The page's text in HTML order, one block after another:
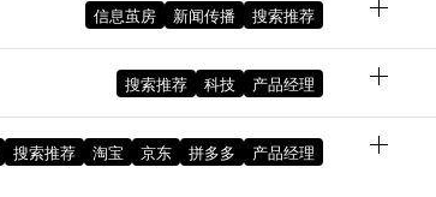
February 12, 2023 02:29:20 PM GMT+08:00
February 12, 2023 12:28:58 PM GMT+08:00
February 6, 2023 11:30:50 AM GMT+08:00
February 2, 2023 12:23:36 PM GMT+08:00
February 1, 2023 12:04:14 PM GMT+08:00
信息茧房 新闻传播 搜索推荐
搜索推荐 科技 产品经理
搜索推荐 淘宝 京东 拼多多 产品经理